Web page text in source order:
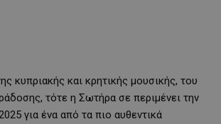
κυπριακής και κρητικής μουσικής, του
τότε η Σωτήρα σε περιμένει την
για ένα από τα πιο αυθεντικά